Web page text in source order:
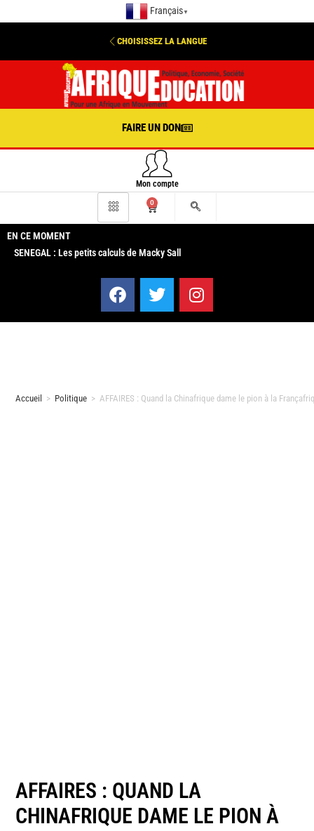
Français ▼
CHOISISSEZ LA LANGUE
FAIRE UN DON
Mon compte
0
EN CE MOMENT
SENEGAL : Les petits calculs de Macky Sall
Accueil > Politique > AFFAIRES : Quand la Chinafrique dame le pion à la
AFFAIRES : QUAND LA
CHINAFRIQUE DAME LE PION À